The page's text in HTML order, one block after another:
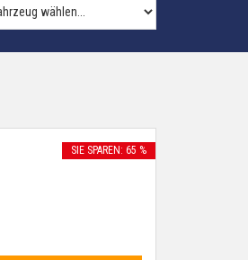
SIE SPAREN: 65 %